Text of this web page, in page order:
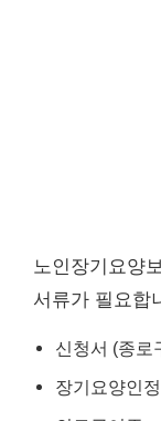
노인장기요양
서류가 필요합
신청서 (종로
장기요양인